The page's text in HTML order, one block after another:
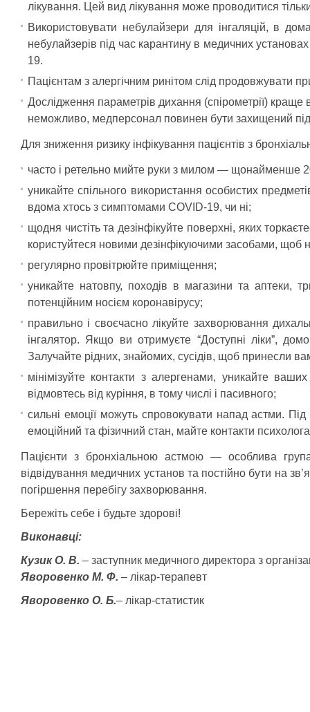
лікування. Цей вид лікування може проводитися
Використовувати небулайзери для інгаляцій, в
небулайзерів під час карантину в медичних
19.
Пацієнтам з алергічним ринітом слід продовжувати
Дослідження параметрів дихання (спірометрії)
неможливо, медперсонал повинен бути захищений
Для зниження ризику інфікування пацієнтів з
часто і ретельно мийте руки з милом — щонайменше
уникайте спільного використання особистих
вдома хтось з симптомами COVID-19, чи ні;
щодня чистіть та дезінфікуйте поверхні, яких
користуйтеся новими дезінфікуючими засобами, щоб
регулярно провітрюйте приміщення;
уникайте натовпу, походів в магазини та аптеки,
потенційним носієм коронавірусу;
правильно і своєчасно лікуйте захворювання
інгалятор. Якщо ви отримуєте “Доступні ліки”,
Залучайте рідних, знайомих, сусідів, щоб принесли
мінімізуйте контакти з алергенами, уникайте
відмовтесь від куріння, в тому числі і пасивного;
сильні емоції можуть спровокувати напад астми.
емоційний та фізичний стан, майте контакти
Пацієнти з бронхіальною астмою — особлива група
відвідування медичних установ та постійно бути на
погіршення перебігу захворювання.
Бережіть себе і будьте здорові!⠀
Виконавці:
Кузик О. В. – заступник медичного директора з
Яворовенко М. Ф. – лікар-терапевт
Яворовенко О. Б.– лікар-статистик